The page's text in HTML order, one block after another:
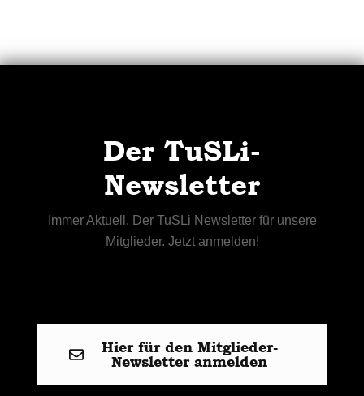
Der TuSLi-
Newsletter
Immer Aktuell. Der TuSLi Newsletter für unsere
Mitglieder. Jetzt anmelden!
Hier für den Mitglieder-
Newsletter anmelden